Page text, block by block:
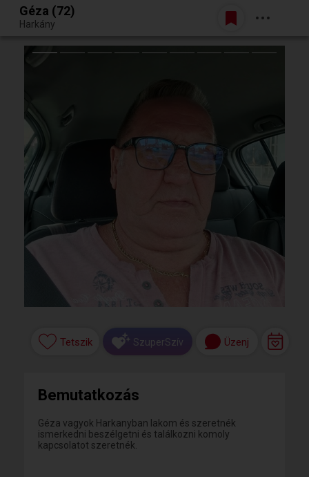
Egy jó randiból bármi lehet.
Belépés
Géza (72)
Harkány
Tetszik SzuperSzív Üzenj
Bemutatkozás
Géza vagyok Harkanyban lakom és szeretnék
ismerkedni beszélgetni és találkozni komoly
kapcsolatot szeretnék.